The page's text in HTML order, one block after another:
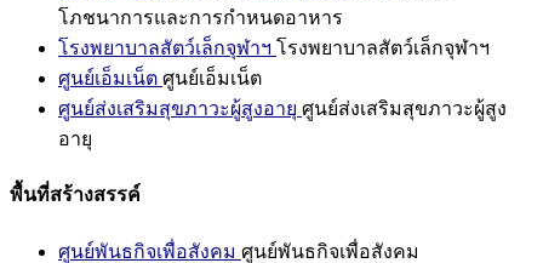
โภชนาการและการกำหนดอาหาร
โรงพยาบาลสัตว์เล็กจุฬาฯ โรงพยาบาลสัตว์เล็กจุฬาฯ
ศูนย์เอ็มเน็ต ศูนย์เอ็มเน็ต
ศูนย์ส่งเสริมสุขภาวะผู้สูงอายุ ศูนย์ส่งเสริมสุขภาวะผู้สูง
อายุ
พื้นที่สร้างสรรค์
ศูนย์พันธกิจเพื่อสังคม ศูนย์พันธกิจเพื่อสังคม